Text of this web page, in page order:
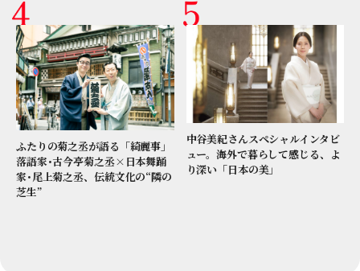
ふたりの菊之丞が語る「綺麗事」
落語家･古今亭菊之丞×日本舞踊
家･尾上菊之丞、伝統文化の“隣の
芝生”
中谷美紀さんスペシャルインタビ
ュー。海外で暮らして感じる、よ
り深い「日本の美」